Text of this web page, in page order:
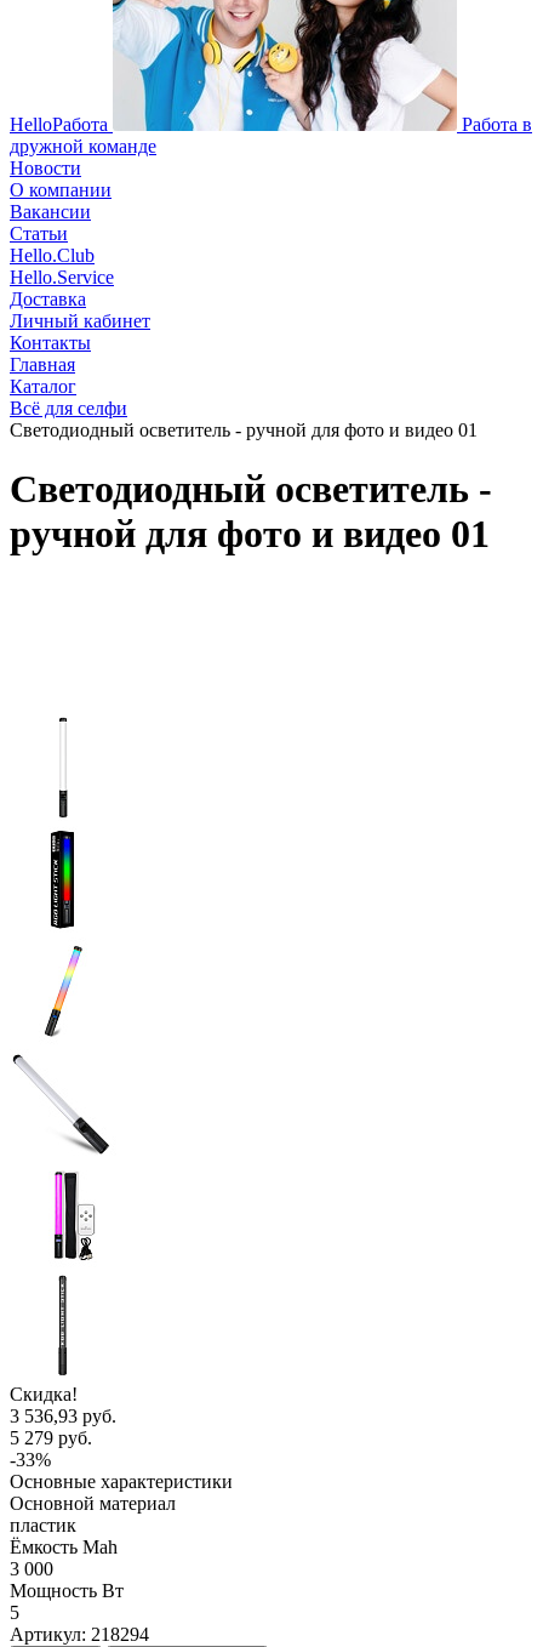
HelloРабота
Работа в
дружной команде
Новости
О компании
Вакансии
Статьи
Hello.Club
Hello.Service
Доставка
Личный кабинет
Контакты
Главная
Каталог
Всё для селфи
Cветодиодный осветитель - ручной для фото и видео 01
Cветодиодный осветитель -
ручной для фото и видео 01
Скидка!
3 536,93 руб.
5 279 руб.
-33%
Основные характеристики
Основной материал
пластик
Ёмкость Mah
3 000
Мощность Вт
5
Артикул: 218294